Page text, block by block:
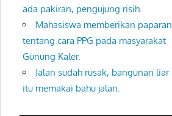
ada pakiran, pengujung risih.
Mahasiswa memberikan paparan
tentang cara PPG pada masyarakat
Gunung Kaler.
Jalan sudah rusak, bangunan liar
itu memakai bahu jalan.